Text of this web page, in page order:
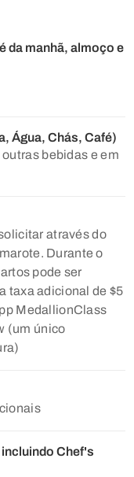
da manhã, almoço e
Água, Chás, Café)
bebidas e em
através do
Durante o
pode ser
taxa adicional de $5
MedallionClass
(um único
Chef's